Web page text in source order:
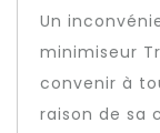
Un
minimiseur
convenir à
raison de sa